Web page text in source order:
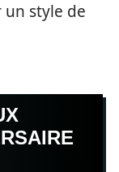
un style de